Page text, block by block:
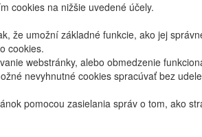
cookies na nižšie uvedené účely.
že umožní základné funkcie, ako jej
cookies.
webstránky, alebo obmedzenie
nevyhnutné cookies spracúvať bez
pomocou zasielania správ o tom, ako